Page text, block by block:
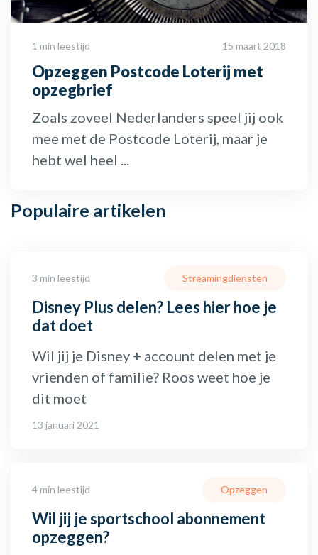
1 min leestijd 15 maart 2018
Opzeggen Postcode Loterij met
opzegbrief
Zoals zoveel Nederlanders speel jij ook
mee met de Postcode Loterij, maar je
hebt wel heel ...
Populaire artikelen
3 min leestijd
Disney Plus delen? Lees hier hoe je
dat doet
Streamingdiensten
Wil jij je Disney + account delen met je
vrienden of familie? Roos weet hoe je
dit moet
13 januari 2021
4 min leestijd
Wil jij je sportschool abonnement
opzeggen?
Opzeggen